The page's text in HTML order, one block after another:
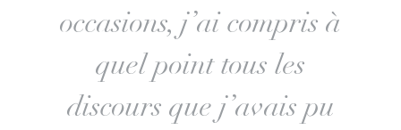
occasions, j’ai compris à
quel point tous les
discours que j’avais pu